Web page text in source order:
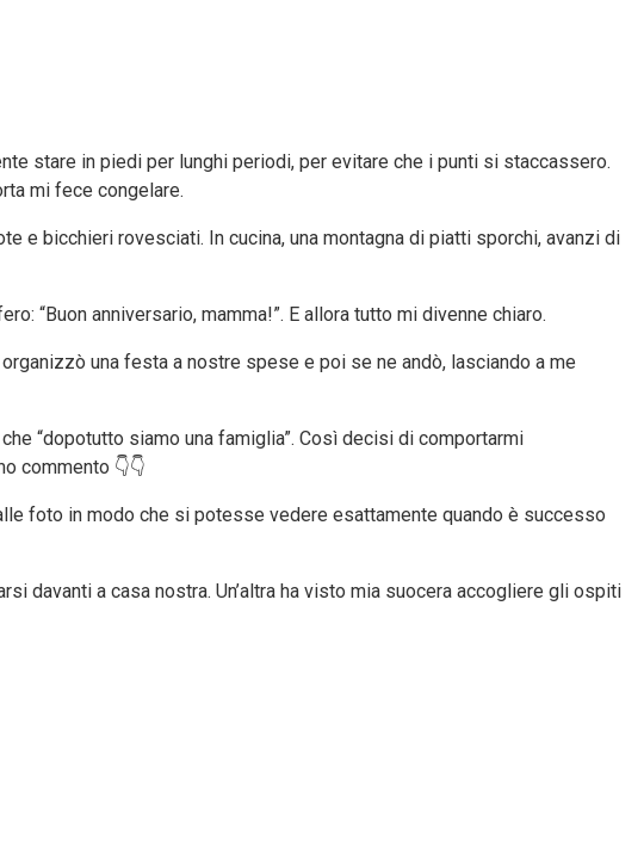
stare in piedi per lunghi periodi, per evitare che i punti si staccassero.
mi fece congelare.
e bicchieri rovesciati. In cucina, una montagna di piatti sporchi, avanzi di
“Buon anniversario, mamma!”. E allora tutto mi divenne chiaro.
una festa a nostre spese e poi se ne andò, lasciando a me
“dopotutto siamo una famiglia”. Così decisi di comportarmi
commento 👇👇
foto in modo che si potesse vedere esattamente quando è successo
davanti a casa nostra. Un’altra ha visto mia suocera accogliere gli ospiti